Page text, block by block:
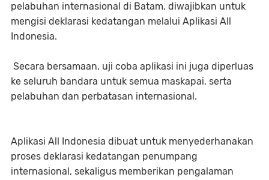
pelabuhan internasional di Batam, diwajibkan untuk
mengisi deklarasi kedatangan melalui Aplikasi All
Indonesia.
Secara bersamaan, uji coba aplikasi ini juga diperluas
ke seluruh bandara untuk semua maskapai, serta
pelabuhan dan perbatasan internasional.
Aplikasi All Indonesia dibuat untuk menyederhanakan
proses deklarasi kedatangan penumpang
internasional, sekaligus memberikan pengalaman